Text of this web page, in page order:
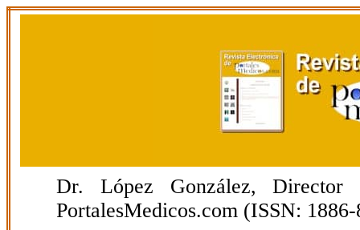
Dr. López González,
PortalesMedicos.com (ISSN: